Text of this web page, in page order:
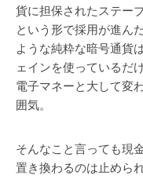
貨に担保されたステー
という形で採用が進ん
ような純粋な暗号通貨
ェインを使っているだ
電子マネーと大して変
囲気。
そんなこと言っても現
置き換わるのは止めら